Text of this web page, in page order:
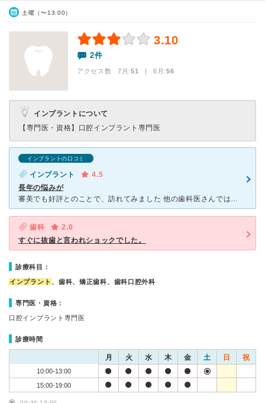
土曜（〜13:00）
3.10
2件
アクセス数 7月:51 | 6月:56
インプラントについて
【専門医・資格】 口腔インプラント専門医
インプラントの口コミ
インプラント
4.5
長年の悩みが
審美でも好評とのことで、訪れてみました 他の歯科医さんでは、長年歯茎からの出血で相談していましたが 良くなることはありませんでした こちらに診察受けたところ、指示・治療進めた結果 ほぼ全快しました
歯科
2.0
すぐに抜歯と言われショックでした。
診療科目：
インプラント 、歯科、矯正歯科、歯科口腔外科
専門医・資格：
口腔インプラント専門医
診療時間
月 火 水 木 金 土 日 祝
10:00-13:00
15:00-19:00